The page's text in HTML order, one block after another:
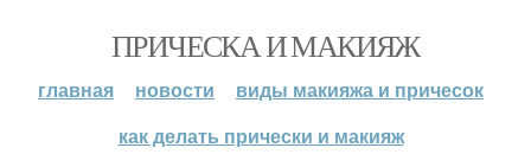
ПРИЧЕСКА И МАКИЯЖ
главная новости
виды макияжа и причесок
как делать прически и макияж